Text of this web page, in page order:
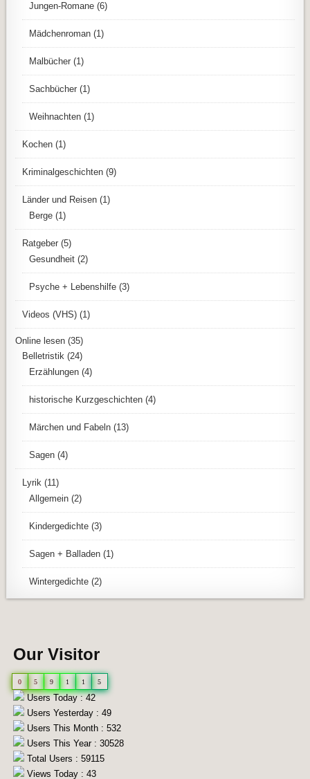
Jungen-Romane (6)
Mädchenroman (1)
Malbücher (1)
Sachbücher (1)
Weihnachten (1)
Kochen (1)
Kriminalgeschichten (9)
Länder und Reisen (1)
Berge (1)
Ratgeber (5)
Gesundheit (2)
Psyche + Lebenshilfe (3)
Videos (VHS) (1)
Online lesen (35)
Belletristik (24)
Erzählungen (4)
historische Kurzgeschichten (4)
Märchen und Fabeln (13)
Sagen (4)
Lyrik (11)
Allgemein (2)
Kindergedichte (3)
Sagen + Balladen (1)
Wintergedichte (2)
Our Visitor
0 5 9 1 1 5
Users Today : 42
Users Yesterday : 49
Users This Month : 532
Users This Year : 30528
Total Users : 59115
Views Today : 43